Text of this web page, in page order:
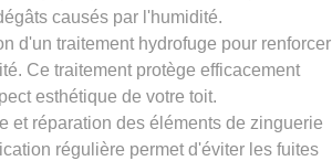
causés par l'humidité.
d'un traitement hydrofuge pour renforcer
Ce traitement protège efficacement
esthétique de votre toit.
et réparation des éléments de zinguerie
régulière permet d'éviter les fuites